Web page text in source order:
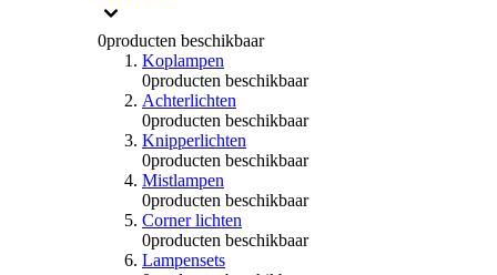
0producten beschikbaar
Koplampen
0producten beschikbaar
Achterlichten
0producten beschikbaar
Knipperlichten
0producten beschikbaar
Mistlampen
0producten beschikbaar
Corner lichten
0producten beschikbaar
Lampensets